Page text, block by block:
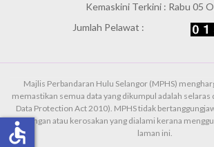
Kemaskini Terkini : Rabu 05
Jumlah Pelawat :
Majlis Perbandaran Hulu Selangor (MPHS)
memastikan semua data yang dikumpul adalah selaras
Data Protection Act 2010). MPHS tidak
kehilangan atau kerosakan yang dialami kerana
laman ini.
accessible